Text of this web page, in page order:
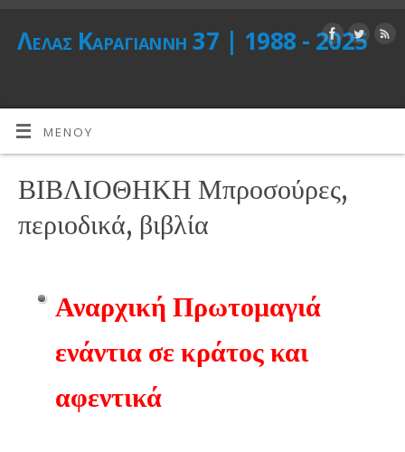
Λέλας Καραγιάννη 37 | 1988 - 2025
ΜΕΝΟΎ
ΒΙΒΛΙΟΘΗΚΗ Μπροσούρες,
περιοδικά, βιβλία
Αναρχική Πρωτομαγιά
ενάντια σε κράτος και
αφεντικά